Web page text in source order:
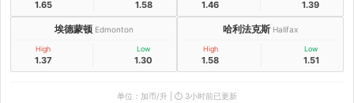
1.65 1.58 1.46 1.39
埃德蒙顿 Edmonton
High
1.37
Low
1.30
哈利法克斯 Halifax
High
1.58
Low
1.51
单位：加币/升 | ⏱️ 3小时前已更新